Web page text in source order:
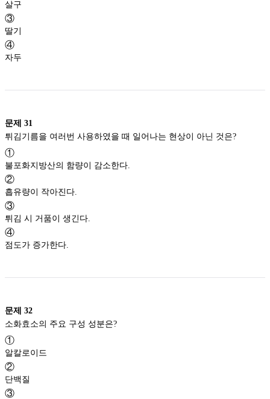
살구
③
딸기
④
자두
문제 31
튀김기름을 여러번 사용하였을 때 일어나는 현상이 아닌 것은?
①
불포화지방산의 함량이 감소한다.
②
흡유량이 작아진다.
③
튀김 시 거품이 생긴다.
④
점도가 증가한다.
문제 32
소화효소의 주요 구성 성분은?
①
알칼로이드
②
단백질
③